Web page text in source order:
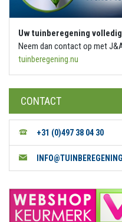
Uw tuinberegening
Neem dan contact op met
tuinberegening.nu
CONTACT
+31 (0)497 38 04 30